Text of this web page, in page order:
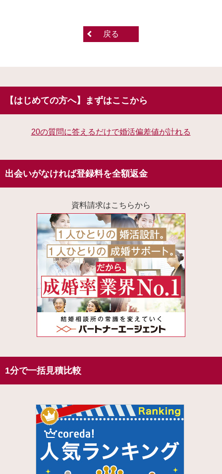
戻る
【はじめての方へ】まずはここから
20の質問に答えるだけで婚活偏差値が計れる
出会いがなければ登録料を全額返金
資料請求はこちらから
1分で一括見積比較